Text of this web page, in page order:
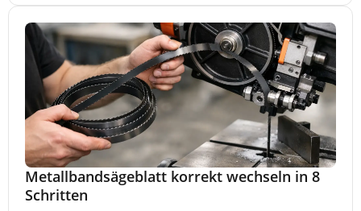
Metallbandsägeblatt korrekt wechseln in 8
Schritten